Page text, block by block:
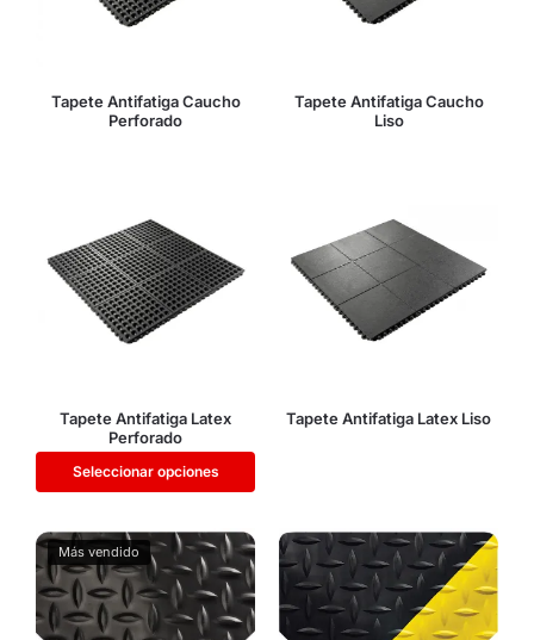
Tapete Antifatiga Caucho
Perforado
Tapete Antifatiga Caucho
Liso
Tapete Antifatiga Latex
Perforado
Seleccionar opciones
Tapete Antifatiga Latex Liso
Más vendido